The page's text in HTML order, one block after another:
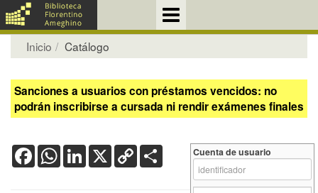
Inicio Catálogo
Sanciones a usuarios con préstamos vencidos: no
podrán inscribirse a cursada ni rendir exámenes finales
FacebookWhatsApp
LinkedIn
X Copy
Link
Cuenta de usuario